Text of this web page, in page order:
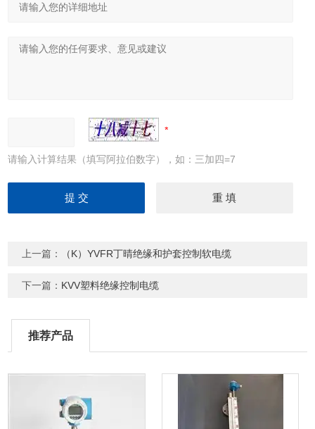
请输入计算结果（填写阿拉伯数字），如：三加四=7
上一篇： （K）YVFR丁晴绝缘和护套控制软电缆
下一篇： KVV塑料绝缘控制电缆
推荐产品